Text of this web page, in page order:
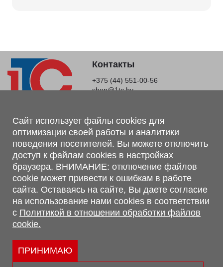
Контакты
+375 (44) 551-00-56
shop@1tc.by
Магазин, склад
г. Минск, Минский р-н, п. Привольный, ул. Мира, 20А,
223062
г. Брест, ул. Лейтенанта Рябцева, 108 В, 224701
Обращаем Ваше внимание, что вся предоставленная на сайте
информация, касающаяся комплектаций, технических
характеристик, цветовых сочетаний, а также стоимости и
сервисного обслуживания носит информационный характер и
не является публичной офертой, определяемой п.2 ст.407
Гражданского кодекса Республики Беларусь.
Политика обработки персональных данных
Политикой в отношении обработки файлов cookie.
Сайт использует файлы cookies для
оптимизации своей работы и аналитики
поведения посетителей. Вы можете отключить
доступ к файлам cookies в настройках
браузера. ВНИМАНИЕ: отключение файлов
cookie может привести к ошибкам в работе
сайта. Оставаясь на сайте, Вы даете согласие
на использование нами cookies в соответствии
с Политикой в отношении обработки файлов
cookie.
ПРИНИМАЮ